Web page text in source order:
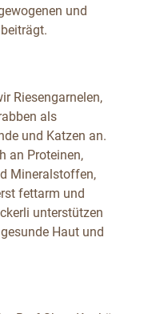
und
Riesengarnelen,
als
und Katzen an.
an Proteinen,
Mineralstoffen,
fettarm und
unterstützen
Haut und